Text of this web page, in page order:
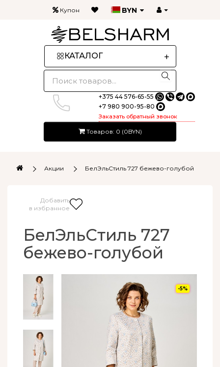
Купон BYN
+
КАТАЛОГ
+375 44 576-65-55
+7 980 900-95-80
Заказать обратный звонок
Товаров: 0 (0BYN)
Акции БелЭльСтиль 727 бежево-голубой
БелЭльСтиль 727
бежево-голубой
Добавить
в избранное
-5%